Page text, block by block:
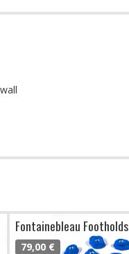
Fontainebleau Footholds
79,00 €